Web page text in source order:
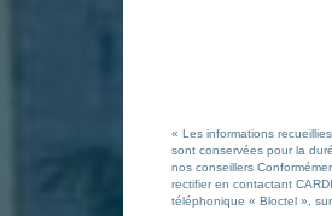
« Les informations
sont conservées pour la
nos conseillers
rectifier en contactant
téléphonique « Bloctel »,